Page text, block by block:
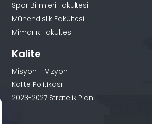
Spor Bilimleri Fakültesi
Mühendislik Fakültesi
Mimarlık Fakültesi
Kalite
Misyon – Vizyon
Kalite Politikası
2023-2027 Stratejik Plan